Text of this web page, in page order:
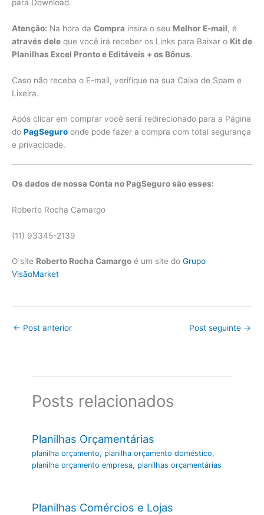
para Download.
Atenção: Na hora da Compra insira o seu Melhor E-mail, é
através dele que você irá receber os Links para Baixar o Kit de
Planilhas Excel Pronto e Editáveis + os Bônus.
Caso não receba o E-mail, verifique na sua Caixa de Spam e
Lixeira.
Após clicar em comprar você será redirecionado para a Página
do PagSeguro onde pode fazer a compra com total segurança
e privacidade.
Os dados de nossa Conta no PagSeguro são esses:
Roberto Rocha Camargo
(11) 93345-2139
O site Roberto Rocha Camargo é um site do Grupo
VisãoMarket
← Post anterior Post seguinte →
Posts relacionados
Planilhas Orçamentárias
planilha orçamento, planilha orçamento doméstico,
planilha orçamento empresa, planilhas orçamentárias
Planilhas Comércios e Lojas